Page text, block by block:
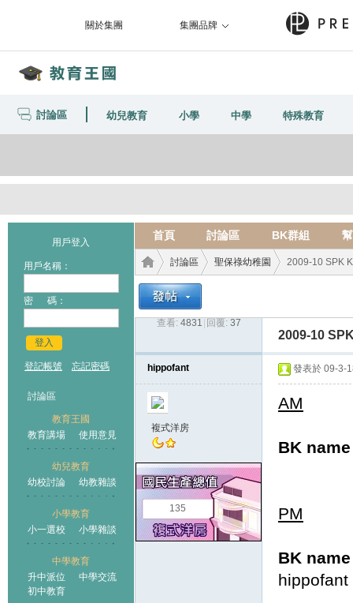
關於集團 集團品牌
討論區 幼兒教育 小學 中學 特殊教育
用戶登入
用戶名稱：
密 碼：
登入
登記帳號 忘記密碼
討論區
教育王國
教育講場
使用意見
幼兒教育
幼校討論
幼教雜談
小學教育
小一選校
小學雜談
中學教育
升中派位
中學交流
初中教育
首頁 討論區 BK群組
王國
›
討論區
›
聖保祿幼稚園 2009-10 SPK
查看: 4831 回覆: 37
2009-10
hippofant
複式洋房
135
發表於 09-3-
AM
BK
PM
BK